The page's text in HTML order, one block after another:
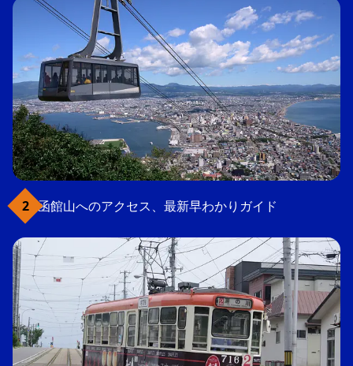
函館山へのアクセス、最新早わかりガイド